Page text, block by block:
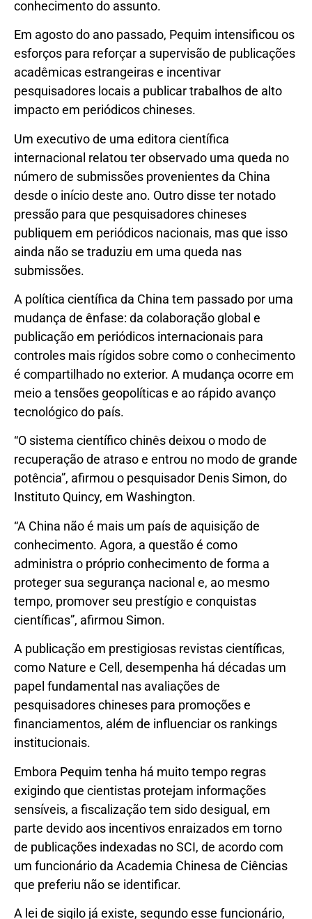
conhecimento do assunto.
Em agosto do ano passado, Pequim intensificou os
esforços para reforçar a supervisão de publicações
acadêmicas estrangeiras e incentivar
pesquisadores locais a publicar trabalhos de alto
impacto em periódicos chineses.
Um executivo de uma editora científica
internacional relatou ter observado uma queda no
número de submissões provenientes da China
desde o início deste ano. Outro disse ter notado
pressão para que pesquisadores chineses
publiquem em periódicos nacionais, mas que isso
ainda não se traduziu em uma queda nas
submissões.
A política científica da China tem passado por uma
mudança de ênfase: da colaboração global e
publicação em periódicos internacionais para
controles mais rígidos sobre como o conhecimento
é compartilhado no exterior. A mudança ocorre em
meio a tensões geopolíticas e ao rápido avanço
tecnológico do país.
“O sistema científico chinês deixou o modo de
recuperação de atraso e entrou no modo de grande
potência”, afirmou o pesquisador Denis Simon, do
Instituto Quincy, em Washington.
“A China não é mais um país de aquisição de
conhecimento. Agora, a questão é como
administra o próprio conhecimento de forma a
proteger sua segurança nacional e, ao mesmo
tempo, promover seu prestígio e conquistas
científicas”, afirmou Simon.
A publicação em prestigiosas revistas científicas,
como Nature e Cell, desempenha há décadas um
papel fundamental nas avaliações de
pesquisadores chineses para promoções e
financiamentos, além de influenciar os rankings
institucionais.
Embora Pequim tenha há muito tempo regras
exigindo que cientistas protejam informações
sensíveis, a fiscalização tem sido desigual, em
parte devido aos incentivos enraizados em torno
de publicações indexadas no SCI, de acordo com
um funcionário da Academia Chinesa de Ciências
que preferiu não se identificar.
A lei de sigilo já existe, segundo esse funcionário,